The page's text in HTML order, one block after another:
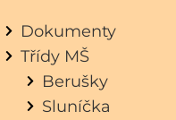
Dokumenty
Třídy MŠ
Berušky
Sluníčka